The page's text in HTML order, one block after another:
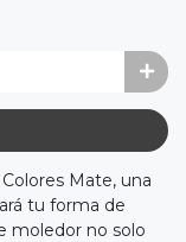
Mate, una
tu forma de
moledor no solo